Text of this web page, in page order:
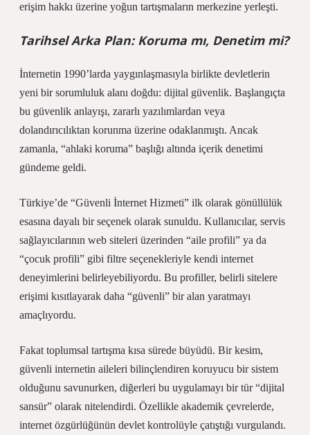
erişim hakkı üzerine yoğun tartışmaların merkezine yerleşti.
Tarihsel Arka Plan: Koruma mı, Denetim mi?
İnternetin 1990’larda yaygınlaşmasıyla birlikte devletlerin
yeni bir sorumluluk alanı doğdu: dijital güvenlik. Başlangıçta
bu güvenlik anlayışı, zararlı yazılımlardan veya
dolandırıcılıktan korunma üzerine odaklanmıştı. Ancak
zamanla, “ahlaki koruma” başlığı altında içerik denetimi
gündeme geldi.
Türkiye’de “Güvenli İnternet Hizmeti” ilk olarak gönüllülük
esasına dayalı bir seçenek olarak sunuldu. Kullanıcılar, servis
sağlayıcılarının web siteleri üzerinden “aile profili” ya da
“çocuk profili” gibi filtre seçenekleriyle kendi internet
deneyimlerini belirleyebiliyordu. Bu profiller, belirli sitelere
erişimi kısıtlayarak daha “güvenli” bir alan yaratmayı
amaçlıyordu.
Fakat toplumsal tartışma kısa sürede büyüdü. Bir kesim,
güvenli internetin aileleri bilinçlendiren koruyucu bir sistem
olduğunu savunurken, diğerleri bu uygulamayı bir tür “dijital
sansür” olarak nitelendirdi. Özellikle akademik çevrelerde,
internet özgürlüğünün devlet kontrolüyle çatıştığı vurgulandı.